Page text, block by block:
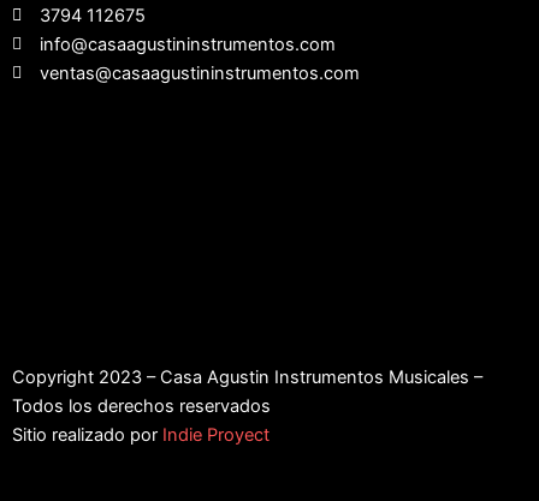
3794 112675
info@casaagustininstrumentos.com
ventas@casaagustininstrumentos.com
Copyright 2023 – Casa Agustin Instrumentos Musicales –
Todos los derechos reservados
Sitio realizado por Indie Proyect